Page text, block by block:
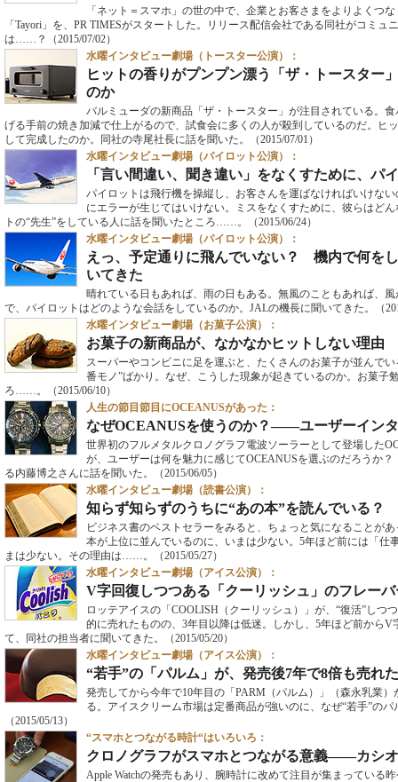
「ネット＝スマホ」の世の中で、企業とお客さまをよりよく
「Tayori」を、PR TIMESがスタートした。リリース配信会社である同社がコミ
は……？
（2015/07/02）
水曜インタビュー劇場（トースター公演）：
ヒットの香りがプンプン漂う「ザ・トースター
のか
バルミューダの新商品「ザ・トースター」が注目されている。
げる手前の焼き加減で仕上がるので、試食会に多くの人が殺到しているのだ。ヒ
して完成したのか。同社の寺尾社長に話を聞いた。
（2015/07/01）
水曜インタビュー劇場（パイロット公演）：
「言い間違い、聞き違い」をなくすために、パ
パイロットは飛行機を操縦し、お客さんを運ばなければいけな
にエラーが生じてはいけない。ミスをなくすために、彼らはど
トの“先生”をしている人に話を聞いたところ……。
（2015/06/24）
水曜インタビュー劇場（パイロット公演）：
えっ、予定通りに飛んでいない？ 機内で何を
いてきた
晴れている日もあれば、雨の日もある。無風のこともあれば、
で、パイロットはどのような会話をしているのか。JALの機長に聞いてきた。
（
水曜インタビュー劇場（お菓子公演）：
お菓子の新商品が、なかなかヒットしない理由
スーパーやコンビニに足を運ぶと、たくさんのお菓子が並んで
番モノ”ばかり。なぜ、こうした現象が起きているのか。お菓子
ろ……。
（2015/06/10）
人生の節目節目にOCEANUSがあった：
なぜOCEANUSを使うのか？――ユーザーイン
世界初のフルメタルクロノグラフ電波ソーラーとして登場した
が、ユーザーは何を魅力に感じてOCEANUSを選ぶのだろうか
る内藤博之さんに話を聞いた。
（2015/06/05）
水曜インタビュー劇場（読書公演）：
知らず知らずのうちに“あの本”を読んでいる？
ビジネス書のベストセラーをみると、ちょっと気になることが
本が上位に並んでいるのに、いまは少ない。5年ほど前には「仕
まは少ない。その理由は……。
（2015/05/27）
水曜インタビュー劇場（アイス公演）：
V字回復しつつある「クーリッシュ」のフレー
ロッテアイスの「COOLISH（クーリッシュ）」が、“復活”しつ
的に売れたものの、3年目以降は低迷。しかし、5年ほど前から
て、同社の担当者に聞いてきた。
（2015/05/20）
水曜インタビュー劇場（アイス公演）：
“若手”の「パルム」が、発売後7年で8倍も売れ
発売してから今年で10年目の「PARM（パルム）」（森永乳業
る。アイスクリーム市場は定番商品が強いのに、なぜ“若手”の
（2015/05/13）
“スマホとつながる時計“はいろいろ：
クロノグラフがスマホとつながる意義――カシ
Apple Watchの発売もあり、腕時計に改めて注目が集まっている